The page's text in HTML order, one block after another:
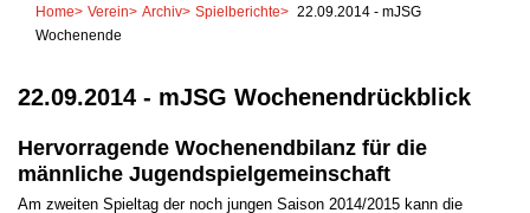
Home> Verein> Archiv> Spielberichte> 22.09.2014 - mJSG
Wochenende
22.09.2014 - mJSG Wochenendrückblick
Hervorragende Wochenendbilanz für die
männliche Jugendspielgemeinschaft
Am zweiten Spieltag der noch jungen Saison 2014/2015 kann die